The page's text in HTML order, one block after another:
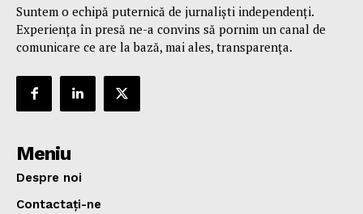
Suntem o echipă puternică de jurnaliști independenți.
Experiența în presă ne-a convins să pornim un canal de
comunicare ce are la bază, mai ales, transparența.
Meniu
Despre noi
Contactați-ne